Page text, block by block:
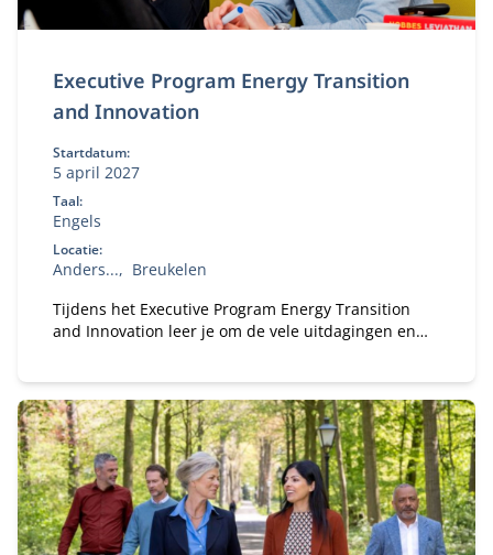
Executive Program Energy Transition
and Innovation
Startdatum:
5 april 2027
Taal:
Engels
Locatie:
Anders...
Breukelen
Tijdens het Executive Program Energy Transition
and Innovation leer je om de vele uitdagingen en